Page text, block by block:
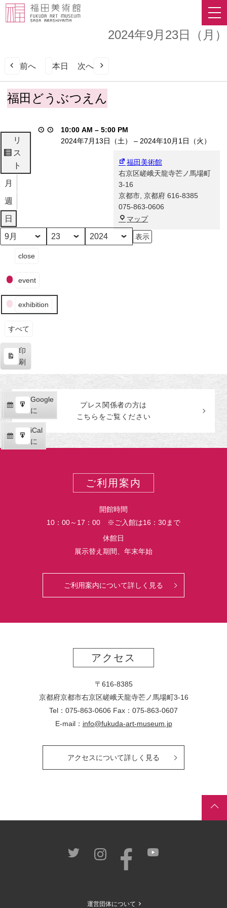
2024年9月23日（月）
前へ 本日 次へ
福
田
つ
ん
福田どうぶつえん
10:00 AM – 5:00 PM
2024年7月13日（土）
– 2024年10月1日（火）
福田美術館
右京区嵯峨天龍寺芒ノ馬場町
3-16
京都市 京都府 616-8385
075-863-0606
マップ福
田
美
リ
ス
ト
表
月
週
日
月
日
年
ト
の
カ
close
event
exhibition
すべて
印
刷
示
Google
で
購
読
iCal
で
購
Google
に
エ
ク
ス
ポ
iCal
に
エ
プレス関係者の方は
こちらをご覧ください
ご利用案内
開館時間
10：00～17：00 ※ご入館は16：30まで
休館日
展示替え期間、年末年始
ご利用案内について詳しく見る
アクセス
〒616-8385
京都府京都市右京区嵯峨天龍寺芒ノ馬場町3-16
Tel：075-863-0606 Fax：075-863-0607
E-mail： info@fukuda-art-museum.jp
アクセスについて詳しく見る
運営団体について